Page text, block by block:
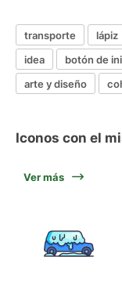
transporte lápiz
idea
botón de
arte y diseño
Iconos con el
Ver más